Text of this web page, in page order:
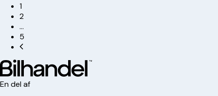
1
2
…
5
En del af